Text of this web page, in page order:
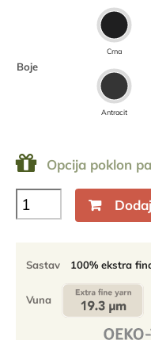
Boje
Crna
Antracit
Opcija poklon
Muška
slimSastav 100% ekstra
Vuna